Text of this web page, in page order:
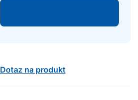
Dotaz na produkt